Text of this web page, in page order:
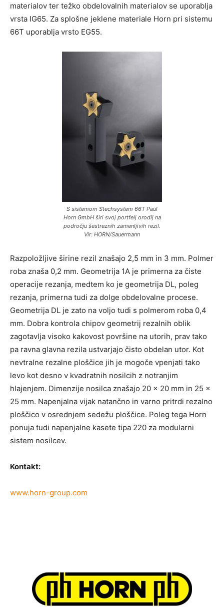
materialov ter težko obdelovalnih materialov se uporablja
vrsta IG65. Za splošne jeklene materiale Horn pri sistemu
66T uporablja vrsto EG55.
S sistemom Stechsystem 66T Paul
Horn GmbH širi svoj portfelj orodij na
področju šestreznih zamenljivih rezil.
Vir: HORN/Sauermann
Razpoložljive širine rezil znašajo 2,5 mm in 3 mm. Polmer
roba znaša 0,2 mm. Geometrija 1A je primerna za čiste
operacije rezanja, medtem ko je geometrija DL, poleg
rezanja, primerna tudi za dolge obdelovalne procese.
Geometrija DL je zato na voljo tudi s polmerom roba 0,4
mm. Dobra kontrola chipov geometrij rezalnih oblik
zagotavlja visoko kakovost površine na utorih, prav tako
pa ravna glavna rezila ustvarjajo čisto obdelan utor. Kot
nevtralne rezalne ploščice jih je mogoče vpenjati tako
levo kot desno v kvadratnih nosilcih z notranjim
hlajenjem. Dimenzije nosilca znašajo 20 x 20 mm in 25 x
25 mm. Napenjalna vijak natančno in varno pritrdi rezalno
ploščico v osrednjem sedežu ploščice. Poleg tega Horn
ponuja tudi napenjalne kasete tipa 220 za modularni
sistem nosilcev.
Kontakt:
www.horn-group.com